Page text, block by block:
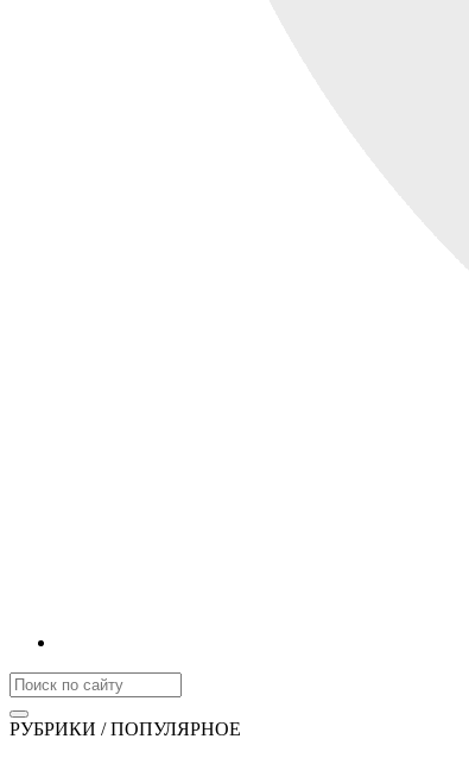
РУБРИКИ / ПОПУЛЯРНОЕ